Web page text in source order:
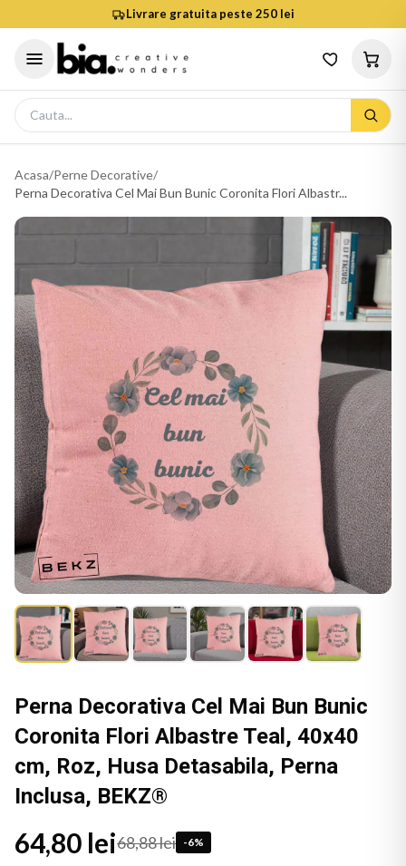
Livrare gratuita peste 250 lei
Acasa/Perne Decorative/
Perna Decorativa Cel Mai Bun Bunic Coronita Flori Albastr...
Perna Decorativa Cel Mai Bun Bunic
Coronita Flori Albastre Teal, 40x40
cm, Roz, Husa Detasabila, Perna
Inclusa, BEKZ®
64,80 lei68,88 lei -6%